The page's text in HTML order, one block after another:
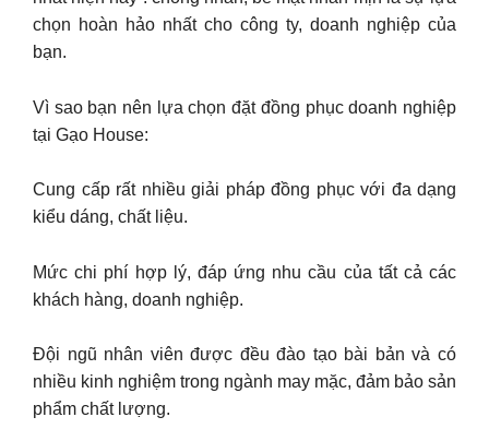
chọn hoàn hảo nhất cho công ty, doanh nghiệp của
bạn.
Vì sao bạn nên lựa chọn đặt đồng phục doanh nghiệp
tại Gạo House:
Cung cấp rất nhiều giải pháp đồng phục với đa dạng
kiểu dáng, chất liệu.
Mức chi phí hợp lý, đáp ứng nhu cầu của tất cả các
khách hàng, doanh nghiệp.
Đội ngũ nhân viên được đều đào tạo bài bản và có
nhiều kinh nghiệm trong ngành may mặc, đảm bảo sản
phẩm chất lượng.